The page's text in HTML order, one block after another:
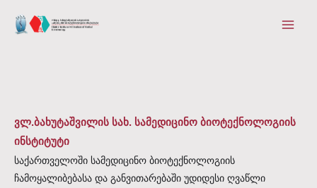
ვლ.ბახუტაშვილის სახ. სამედიცინო ბიოტექნოლოგიის
ინსტიტუტი
საქართველოში სამედიცინო ბიოტექნოლოგიის
ჩამოყალიბებასა და განვითარებაში უდიდესი ღვაწლი